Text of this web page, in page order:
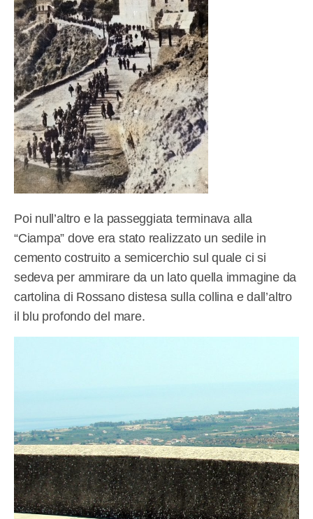
Poi null’altro e la passeggiata terminava alla
“Ciampa” dove era stato realizzato un sedile in
cemento costruito a semicerchio sul quale ci si
sedeva per ammirare da un lato quella immagine da
cartolina di Rossano distesa sulla collina e dall’altro
il blu profondo del mare.